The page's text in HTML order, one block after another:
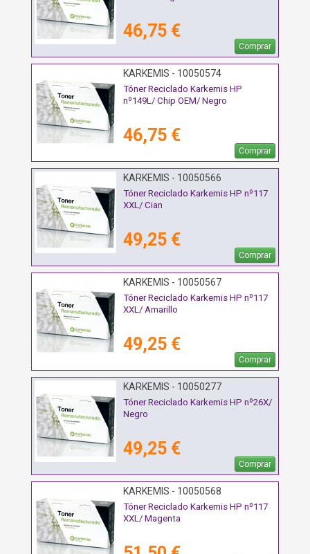
46,75 €
Comprar
KARKEMIS - 10050574
Tóner Reciclado Karkemis HP
nº149L/ Chip OEM/ Negro
46,75 €
Comprar
KARKEMIS - 10050566
Tóner Reciclado Karkemis HP nº117
XXL/ Cian
49,25 €
Comprar
KARKEMIS - 10050567
Tóner Reciclado Karkemis HP nº117
XXL/ Amarillo
49,25 €
Comprar
KARKEMIS - 10050277
Tóner Reciclado Karkemis HP nº26X/
Negro
49,25 €
Comprar
KARKEMIS - 10050568
Tóner Reciclado Karkemis HP nº117
XXL/ Magenta